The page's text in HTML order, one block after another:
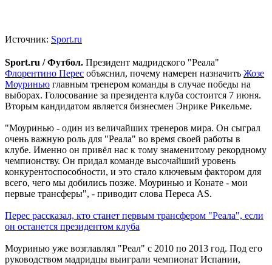
Источник: Sport.ru
Sport.ru / Футбол. Президент мадридского "Реала"
Флорентино Перес объяснил, почему намерен назначить Жозе
Моуринью главным тренером команды в случае победы на
выборах. Голосование за президента клуба состоится 7 июня.
Вторым кандидатом является бизнесмен Энрике Рикельме.
"Моуринью - один из величайших тренеров мира. Он сыграл
очень важную роль для "Реала" во время своей работы в
клубе. Именно он привёл нас к тому знаменитому рекордному
чемпионству. Он придал команде высочайший уровень
конкурентоспособности, и это стало ключевым фактором для
всего, чего мы добились позже. Моуринью и Конате - мои
первые трансферы", - приводит слова Переса AS.
Перес рассказал, кто станет первым трансфером "Реала", если
он останется президентом клуба
Моуринью уже возглавлял "Реал" с 2010 по 2013 год. Под его
руководством мадридцы выиграли чемпионат Испании,